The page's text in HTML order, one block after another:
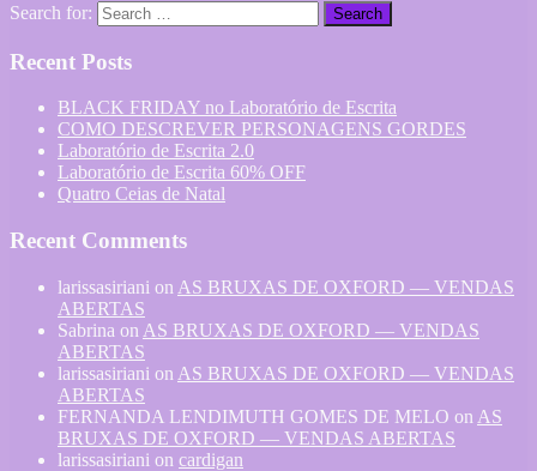
Search for:
Recent Posts
BLACK FRIDAY no Laboratório de Escrita
COMO DESCREVER PERSONAGENS GORDES
Laboratório de Escrita 2.0
Laboratório de Escrita 60% OFF
Quatro Ceias de Natal
Recent Comments
larissasiriani on AS BRUXAS DE OXFORD — VENDAS
ABERTAS
Sabrina on AS BRUXAS DE OXFORD — VENDAS
ABERTAS
larissasiriani on AS BRUXAS DE OXFORD — VENDAS
ABERTAS
FERNANDA LENDIMUTH GOMES DE MELO on AS
BRUXAS DE OXFORD — VENDAS ABERTAS
larissasiriani on cardigan